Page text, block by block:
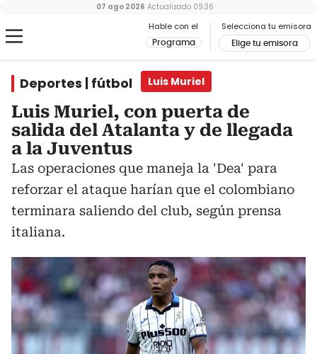
Hable con el
Programa
Selecciona tu emisora
Elige tu emisora
07 ago 2026 Actualizado 09:36
Deportes | fútbol Luis Muriel
Luis Muriel, con puerta de
salida del Atalanta y de llegada
a la Juventus
Las operaciones que maneja la 'Dea' para
reforzar el ataque harían que el colombiano
terminara saliendo del club, según prensa
italiana.